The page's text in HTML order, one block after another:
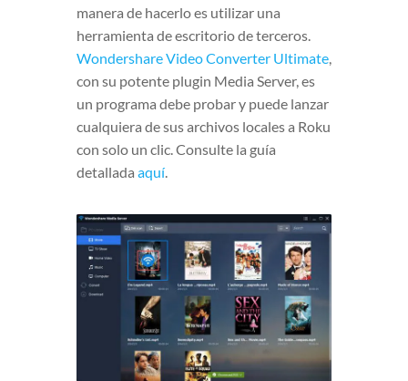
manera de hacerlo es utilizar una
herramienta de escritorio de terceros.
Wondershare Video Converter Ultimate,
con su potente plugin Media Server, es
un programa debe probar y puede lanzar
cualquiera de sus archivos locales a Roku
con solo un clic. Consulte la guía
detallada aquí.